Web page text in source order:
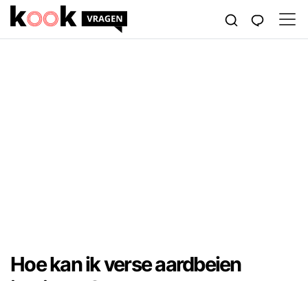
Hoe kan ik verse aardbeien